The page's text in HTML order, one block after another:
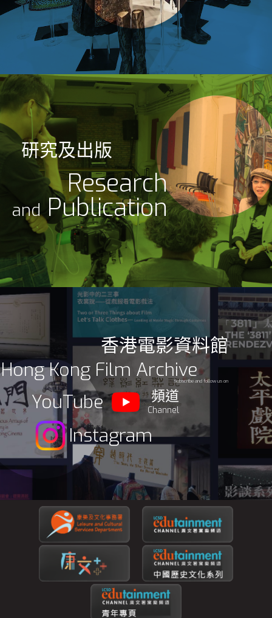
研究及出版
Research
and Publication
香港電影資料館
Hong Kong Film ArchiveSubscribe and follow us on
YouTube 頻道
Channel
Instagram